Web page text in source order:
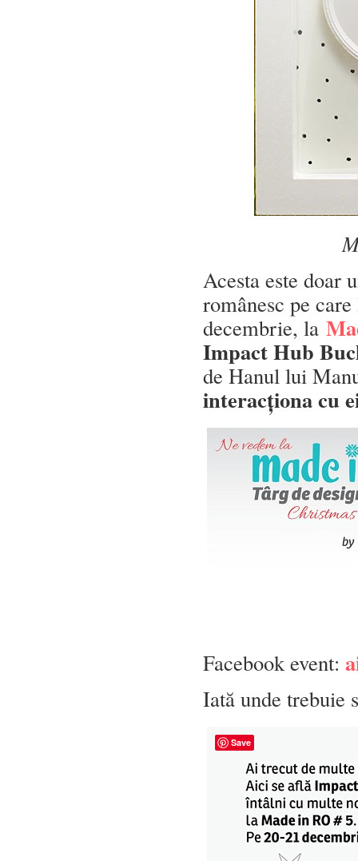
Acesta este doar
românesc pe
decembrie, la
Impact Hub
de Hanul lui
interacționa cu
Facebook event:
Iată unde trebuie
Save